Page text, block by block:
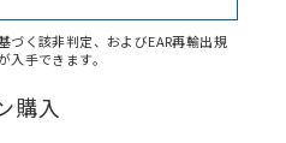
づく該非判定、およびEAR再輸出規
入手できます。
購入